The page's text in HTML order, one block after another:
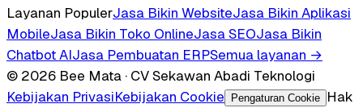
Layanan PopulerJasa Bikin WebsiteJasa Bikin Aplikasi
MobileJasa Bikin Toko OnlineJasa SEOJasa Bikin
Chatbot AIJasa Pembuatan ERPSemua layanan →
© 2026 Bee Mata · CV Sekawan Abadi Teknologi
Kebijakan PrivasiKebijakan Cookie Pengaturan Cookie
Hak